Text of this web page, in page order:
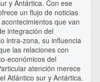
y Antártica. Con ese
un flujo de noticias
que van
integración del
intra-zona, su influencia
las relaciones con
económicos del
atención merece
Atlántico sur y Antártica.